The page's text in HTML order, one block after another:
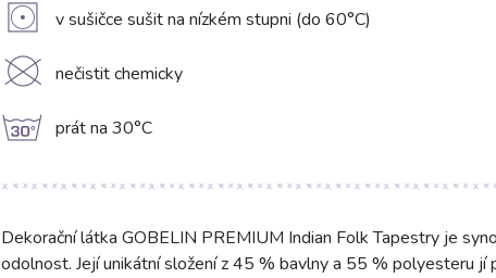
V v sušičce sušit na nízkém stupni (do 60°C)
K nečistit chemicky
g prát na 30°C
Dekorační látka GOBELIN PREMIUM Indian Folk Tapestry je
odolnost. Její unikátní složení z 45 % bavlny a 55 % polyesteru jí